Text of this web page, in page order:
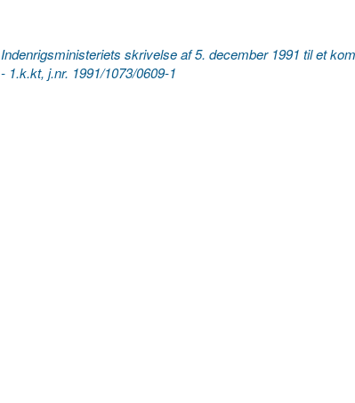
Indenrigsministeriets skrivelse af 5. december 1991 til et
- 1.k.kt, j.nr. 1991/1073/0609-1